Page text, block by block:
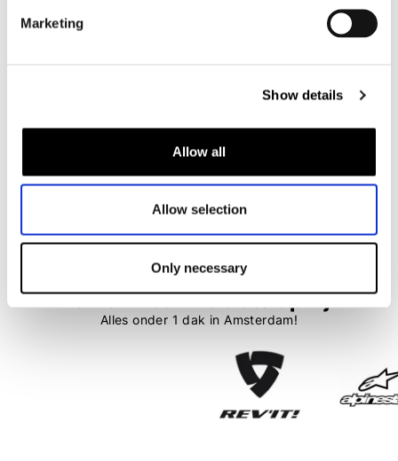
Marketing
Show details
Allow all
Allow selection
Only necessary
23 items
Merken waar we trots op zijn
Alles onder 1 dak in Amsterdam!